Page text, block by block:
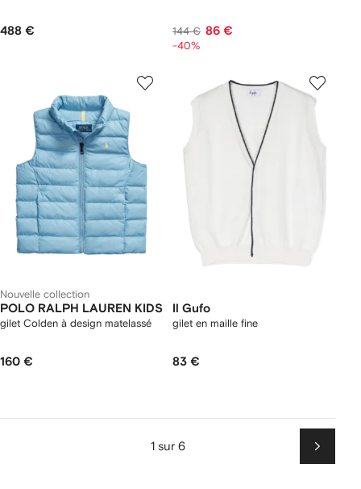
488 € 144 € 86 €
-40%
Nouvelle collection
POLO RALPH LAUREN KIDS
gilet Colden à design matelassé
160 €
Il Gufo
gilet en maille fine
83 €
1 sur 6
Suiv